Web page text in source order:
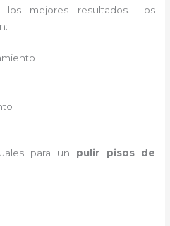
los mejores resultados. Los
para un pulir pisos de